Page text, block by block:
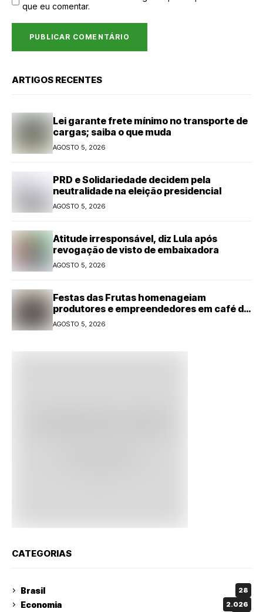
que eu comentar.
ARTIGOS RECENTES
Lei garante frete mínimo no transporte de
cargas; saiba o que muda
AGOSTO 5, 2026
PRD e Solidariedade decidem pela
neutralidade na eleição presidencial
AGOSTO 5, 2026
Atitude irresponsável, diz Lula após
revogação de visto de embaixadora
AGOSTO 5, 2026
Festas das Frutas homenageiam
produtores e empreendedores em café da
manhã
AGOSTO 5, 2026
CATEGORIAS
Brasil 28
Economia 2.026